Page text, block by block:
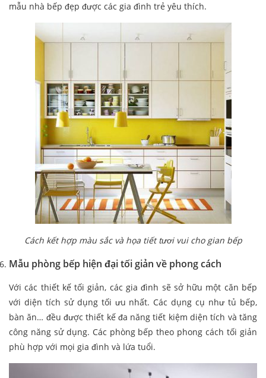
mẫu nhà bếp đẹp được các gia đình trẻ yêu thích.
Cách kết hợp màu sắc và họa tiết tươi vui cho gian bếp
Mẫu phòng bếp hiện đại tối giản về phong cách
Với các thiết kế tối giản, các gia đình sẽ sở hữu một căn bếp
với diện tích sử dụng tối ưu nhất. Các dụng cụ như tủ bếp,
bàn ăn… đều được thiết kế đa năng tiết kiệm diện tích và tăng
công năng sử dụng. Các phòng bếp theo phong cách tối giản
phù hợp với mọi gia đình và lứa tuổi.